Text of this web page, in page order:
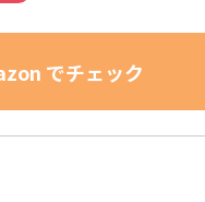
でチェック